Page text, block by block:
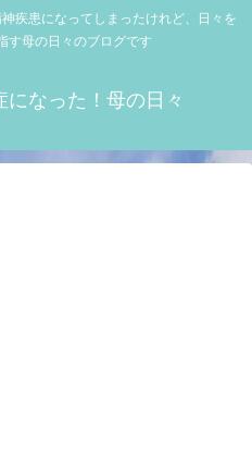
疾患になってしまったけれど、日々を
す母の日々のブログです
なった！母の日々